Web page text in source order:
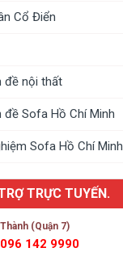
Cổ Điển
đề nội thất
đề Sofa Hồ Chí Minh
Sofa Hồ Chí Minh
TRỰC TUYẾN.
Thành (Quận 7)
096 142 9990